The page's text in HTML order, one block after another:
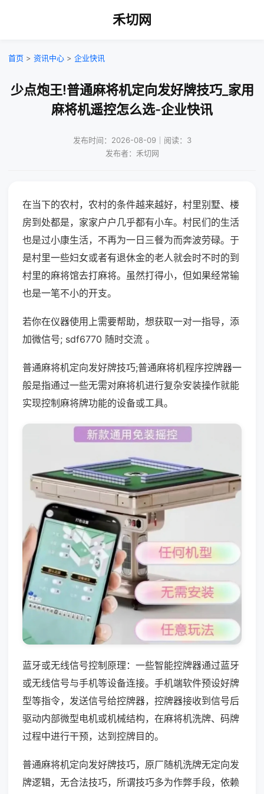
禾切网
首页 > 资讯中心 > 企业快讯
少点炮王!普通麻将机定向发好牌技巧_家用
麻将机遥控怎么选-企业快讯
发布时间：2026-08-09｜阅读：3
发布者：禾切网
在当下的农村，农村的条件越来越好，村里别墅、楼
房到处都是，家家户户几乎都有小车。村民们的生活
也是过小康生活，不再为一日三餐为而奔波劳碌。于
是村里一些妇女或者有退休金的老人就会时不时的到
村里的麻将馆去打麻将。虽然打得小，但如果经常输
也是一笔不小的开支。
若你在仪器使用上需要帮助，想获取一对一指导，添
加微信号; sdf6770 随时交流 。
普通麻将机定向发好牌技巧;普通麻将机程序控牌器一
般是指通过一些无需对麻将机进行复杂安装操作就能
实现控制麻将牌功能的设备或工具。
蓝牙或无线信号控制原理：一些智能控牌器通过蓝牙
或无线信号与手机等设备连接。手机端软件预设好牌
型等指令，发送信号给控牌器，控牌器接收到信号后
驱动内部微型电机或机械结构，在麻将机洗牌、码牌
过程中进行干预，达到控牌目的。
普通麻将机定向发好牌技巧，原厂随机洗牌无定向发
牌逻辑，无合法技巧，所谓技巧多为作弊手段，依赖